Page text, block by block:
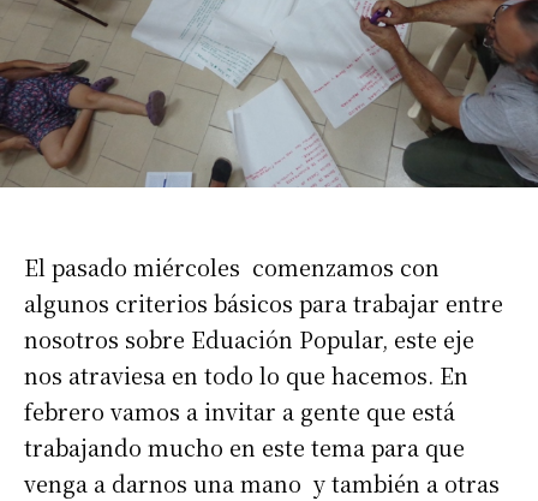
El pasado miércoles comenzamos con
algunos criterios básicos para trabajar entre
nosotros sobre Eduación Popular, este eje
nos atraviesa en todo lo que hacemos. En
febrero vamos a invitar a gente que está
trabajando mucho en este tema para que
venga a darnos una mano y también a otras